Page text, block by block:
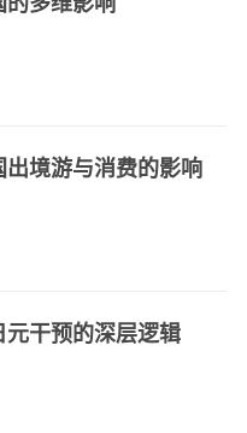
境游与消费的影响
元干预的深层逻辑